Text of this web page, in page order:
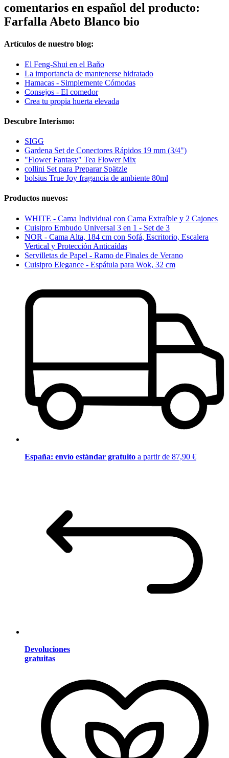
comentarios en español del producto:
Farfalla Abeto Blanco bio
Artículos de nuestro blog:
El Feng-Shui en el Baño
La importancia de mantenerse hidratado
Hamacas - Simplemente Cómodas
Consejos - El comedor
Crea tu propia huerta elevada
Descubre Interismo:
SIGG
Gardena Set de Conectores Rápidos 19 mm (3/4")
"Flower Fantasy" Tea Flower Mix
collini Set para Preparar Spätzle
bolsius True Joy fragancia de ambiente 80ml
Productos nuevos:
WHITE - Cama Individual con Cama Extraíble y 2 Cajones
Cuisipro Embudo Universal 3 en 1 - Set de 3
NOR - Cama Alta, 184 cm con Sofá, Escritorio, Escalera
Vertical y Protección Anticaídas
Servilletas de Papel - Ramo de Finales de Verano
Cuisipro Elegance - Espátula para Wok, 32 cm
España: envío estándar gratuito a partir de 87,90 €
Devoluciones
gratuitas